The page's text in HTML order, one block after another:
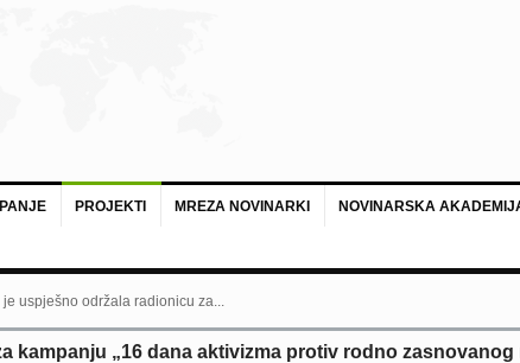
PROJEKTI MREZA NOVINARKI NOVINARSKA
uspješno održala radionicu za...
kampanju „16 dana aktivizma protiv rodno zasnovanog